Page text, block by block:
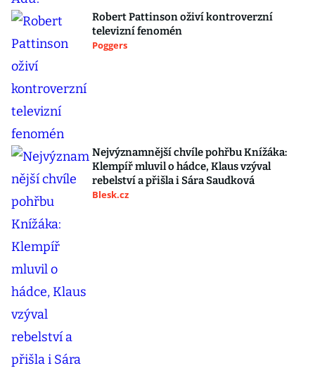
Robert Pattinson oživí kontroverzní
televizní fenomén
Poggers
Nejvýznamnější chvíle pohřbu Knížáka:
Klempíř mluvil o hádce, Klaus vzýval
rebelství a přišla i Sára Saudková
Blesk.cz